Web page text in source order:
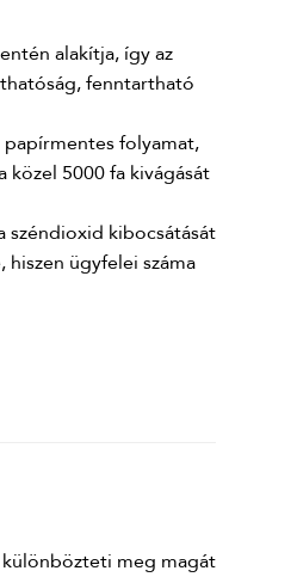
alakítja, így az
fenntartható
papírmentes folyamat,
5000 fa kivágását
széndioxid kibocsátását
ügyfelei száma
meg magát